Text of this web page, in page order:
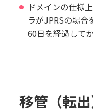
ドメインの仕様
ラがJPRSの場合
60日を経過して
移管（転